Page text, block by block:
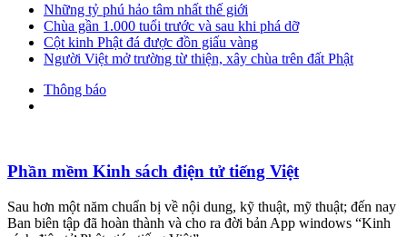
Những tỷ phú hảo tâm nhất thế giới
Chùa gần 1.000 tuổi trước và sau khi phá dỡ
Cột kinh Phật đá được đồn giấu vàng
Người Việt mở trường từ thiện, xây chùa trên đất Phật
Thông báo
Phần mềm Kinh sách điện tử tiếng Việt
Sau hơn một năm chuẩn bị về nội dung, kỹ thuật, mỹ thuật; đến nay
Ban biên tập đã hoàn thành và cho ra đời bản App windows “Kinh